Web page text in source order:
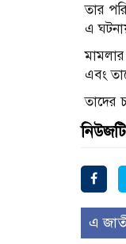
তার
এ
এবং
তাদের
এ